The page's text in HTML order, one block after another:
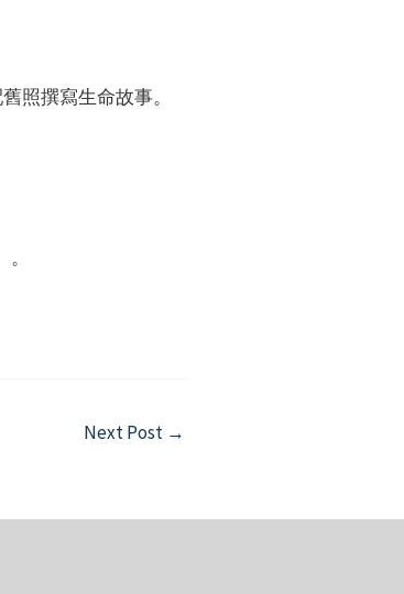
照撰寫生命故事。
Next Post →